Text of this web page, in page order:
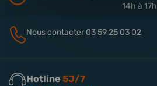
14h à 17h
Nous contacter 03 59 25 03 02
Hotline 5J/7